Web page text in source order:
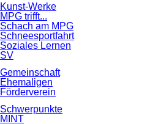
Kunst-Werke
MPG trifft...
Schach am MPG
Schneesportfahrt
Soziales Lernen
SV
Gemeinschaft
Ehemaligen
Förderverein
Schwerpunkte
MINT